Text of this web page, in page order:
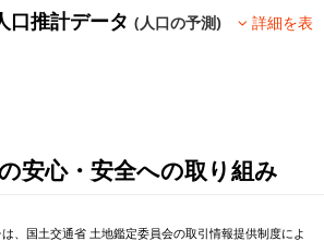
口推計データ(人口の予測)
詳細を表
安心・安全への取り組み
、国土交通省 土地鑑定委員会の取引情報提供制度によ